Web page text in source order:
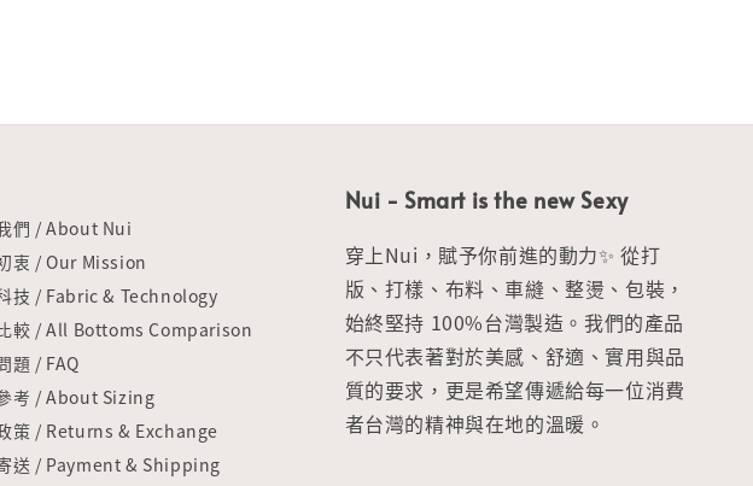
們 / About Nui
衷 / Our Mission
技 / Fabric & Technology
較 / All Bottoms Comparison
題 / FAQ
考 / About Sizing
策 / Returns & Exchange
送 / Payment & Shipping
Nui - Smart is the new Sexy
穿上Nui，賦予你前進的動力✨ 從打
版、打樣、布料、車縫、整燙、包裝，
始終堅持 100%台灣製造。我們的產品
不只代表著對於美感、舒適、實用與品
質的要求，更是希望傳遞給每一位消費
者台灣的精神與在地的溫暖。